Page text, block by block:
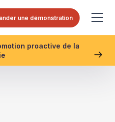
une démonstration
proactive de la